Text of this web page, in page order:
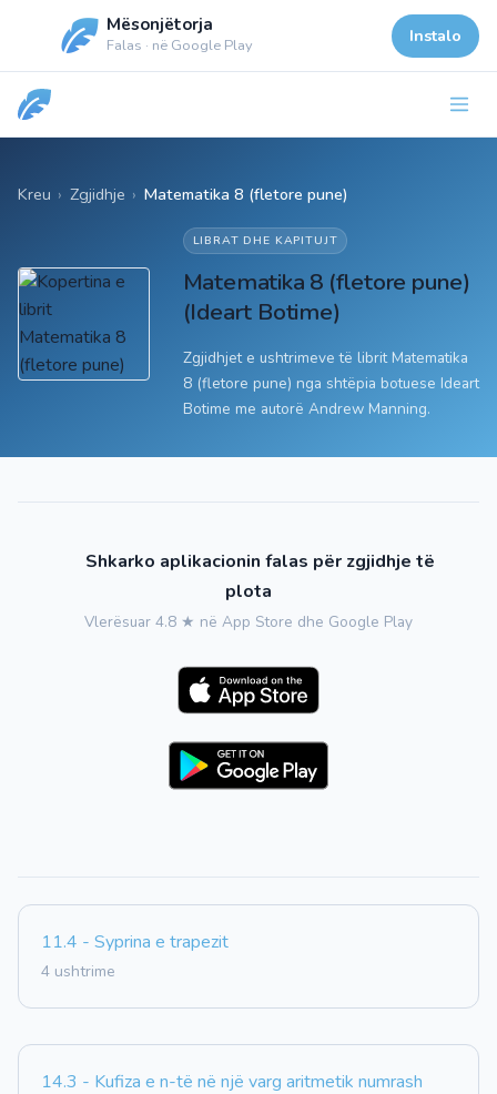
Mësonjëtorja
Falas · në Google Play Instalo
Kreu › Zgjidhje › Matematika 8 (fletore pune)
LIBRAT DHE KAPITUJT
Matematika 8 (fletore pune)
(Ideart Botime)
Zgjidhjet e ushtrimeve të librit Matematika
8 (fletore pune) nga shtëpia botuese Ideart
Botime me autorë Andrew Manning.
Shkarko aplikacionin falas për zgjidhje të
plota
Vlerësuar 4.8 ★ në App Store dhe Google Play
11.4 - Syprina e trapezit
4 ushtrime
14.3 - Kufiza e n-të në një varg aritmetik numrash